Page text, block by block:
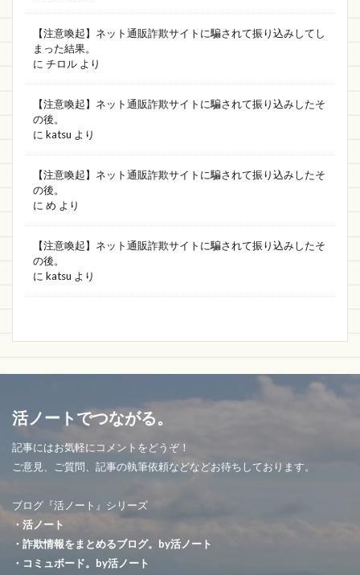
【注意喚起】ネット通販詐欺サイトに騙されて振り込みしてし
まった結果。
に チロル より
【注意喚起】ネット通販詐欺サイトに騙されて振り込みしたそ
の後。
に katsu より
【注意喚起】ネット通販詐欺サイトに騙されて振り込みしたそ
の後。
に め より
【注意喚起】ネット通販詐欺サイトに騙されて振り込みしたそ
の後。
に katsu より
活ノートでつながる。
記事にはお気軽にコメントをどうぞ！
ご意見、ご質問、記事の執筆依頼などなどお待ちしております。
ブログ『活ノート』シリーズ
・活ノート
・詐欺情報をまとめるブログ。by活ノート
・コミュボード。by活ノート